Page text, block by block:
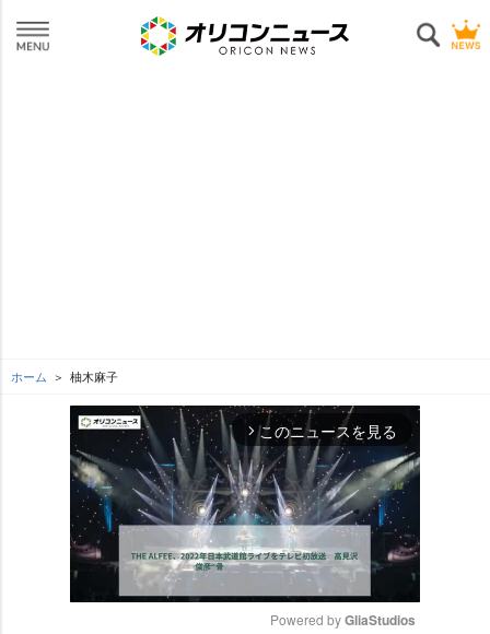
ホーム 柚木麻子
arrow_forward_ios このニュースを見る
Powered by GliaStudios